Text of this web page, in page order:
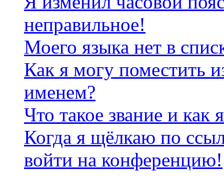
неправильное!
Моего языка нет в
Как я могу поместить
именем?
Что такое звание и как
Когда я щёлкаю по
войти на конференцию!